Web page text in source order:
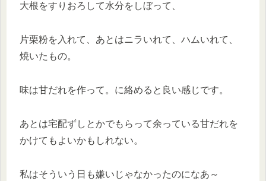
大根をすりおろして水分をしぼって、
片栗粉を入れて、あとはニラいれて、ハムいれて、
焼いたもの。
味は甘だれを作って。に絡めると良い感じです。
あとは宅配ずしとかでもらって余っている甘だれを
かけてもよいかもしれない。
私はそういう日も嫌いじゃなかったのになあ～